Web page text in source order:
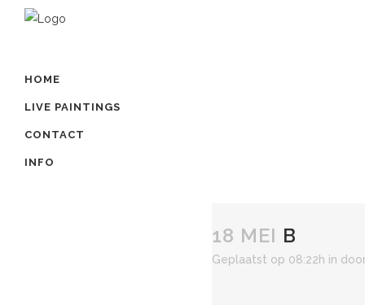
HOME
LIVE PAINTINGS
CONTACT
INFO
18 MEI B
Geplaatst op 08:22h in